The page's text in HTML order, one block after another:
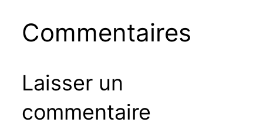
Commentaires
Laisser un
commentaire